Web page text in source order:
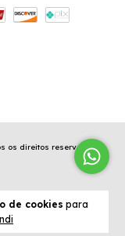
de cookies para
os direitos reservados.